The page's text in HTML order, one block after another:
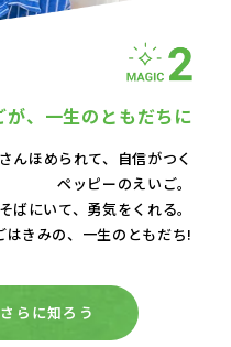
、 一生のともだちに
んほめられて、自信がつく
ペッピーのえいご。
ばにいて、 勇気をくれる。
はきみの、一生のともだち!
らに知ろう